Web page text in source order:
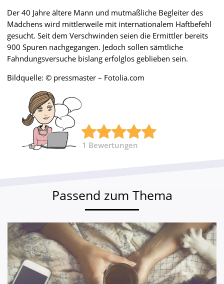
Der 40 Jahre ältere Mann und mutmaßliche Begleiter des
Mädchens wird mittlerweile mit internationalem Haftbefehl
gesucht. Seit dem Verschwinden seien die Ermittler bereits
900 Spuren nachgegangen. Jedoch sollen sämtliche
Fahndungsversuche bislang erfolglos geblieben sein.
Bildquelle: © pressmaster – Fotolia.com
1 Bewertungen
Passend zum Thema